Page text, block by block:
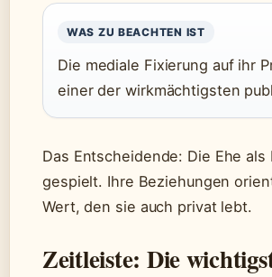
WAS ZU BEACHTEN IST
Die mediale Fixierung auf ihr
einer der wirkmächtigsten
Das Entscheidende: Die Ehe
gespielt. Ihre Beziehungen
Wert, den sie auch privat lebt.
Zeitleiste: Die